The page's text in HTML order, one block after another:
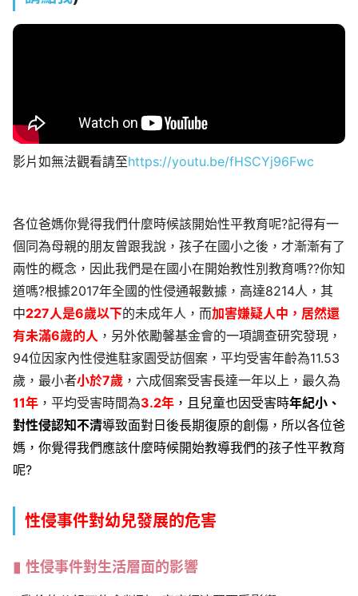
影片如無法觀看請至https://youtu.be/fHSCYj96Fwc
各位爸媽你覺得我們什麼時候該開始性平教育呢?記得有一
個同為母親的朋友曾跟我說，孩子在國小之後，才漸漸有了
兩性的概念，因此我們是在國小在開始教性別教育嗎??你知
道嗎?根據2017年全國的性侵通報數據，高達8214人，其
中227人是6歲以下的未成年人，而加害嫌疑人中，居然還
有未滿6歲的人 ，另外依勵馨基金會的一項調查研究發現，
94位因家內性侵進駐家園受訪個案，平均受害年齡為11.53
歲，最小者小於7歲 ，六成個案受害長達一年以上，最久為
11年 ，平均受害時間為3.2年 ，且兒童也因受害時年紀小、
對性侵認知不清導致面對日後長期復原的創傷，所以各位爸
媽，你覺得我們應該什麼時候開始教導我們的孩子性平教育
呢?
性侵事件對幼兒發展的危害
性侵事件對生活層面的影響